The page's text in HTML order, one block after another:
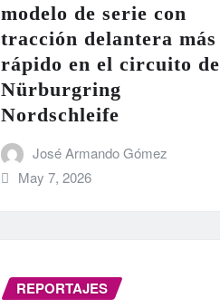
modelo de serie con
tracción delantera más
rápido en el circuito de
Nürburgring
Nordschleife
José Armando Gómez
May 7, 2026
REPORTAJES